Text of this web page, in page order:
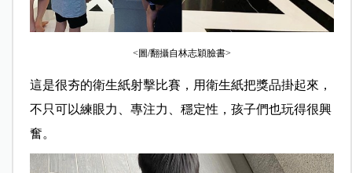
<圖/翻攝自林志穎臉書>
這是很夯的衛生紙射擊比賽，用衛生紙把獎品掛起來，
不只可以練眼力、專注力、穩定性，孩子們也玩得很興
奮。